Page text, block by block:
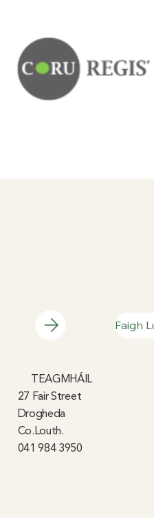
TEAGMHÁIL
27 Fair Street
Drogheda
Co.Louth.
041 984 3950